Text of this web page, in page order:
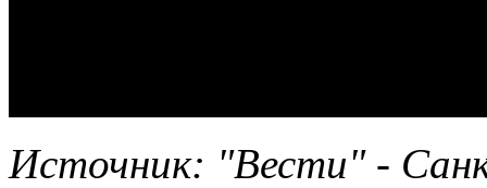
Источник: "Вести" -